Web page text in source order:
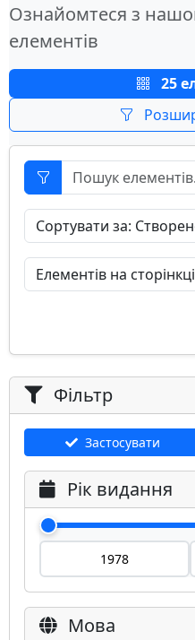
Ознайомтеся з
елементів
25
Фільтр
Застосувати
Рік видання
Мова